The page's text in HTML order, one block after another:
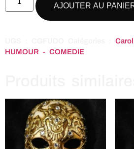
AJOUTER AU
HUMOUR - COMEDIE